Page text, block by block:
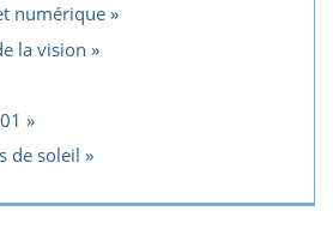
numérique
la vision
de soleil